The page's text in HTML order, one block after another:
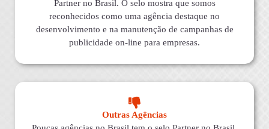
Partner no Brasil. O selo mostra que somos
reconhecidos como uma agência destaque no
desenvolvimento e na manutenção de campanhas de
publicidade on-line para empresas.
Outras Agências